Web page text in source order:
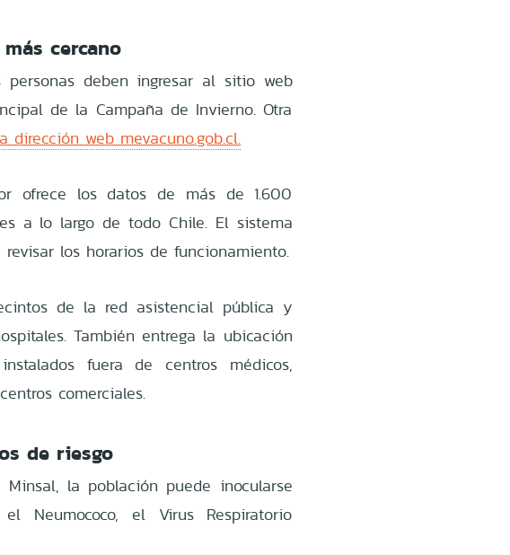
cercano
deben ingresar al sitio web
de la Campaña de Invierno. Otra
dirección web mevacuno.gob.cl.
ofrece los datos de más de 1.600
a lo largo de todo Chile. El sistema
los horarios de funcionamiento.
de la red asistencial pública y
También entrega la ubicación
fuera de centros médicos,
comerciales.
de riesgo
la población puede inocularse
Neumococo, el Virus Respiratorio